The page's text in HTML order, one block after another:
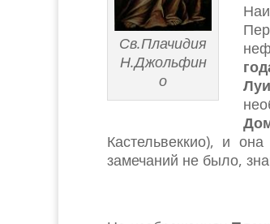
Св.Плачидия
Н.Джольфин
о
Кастельвеккио), и
замечаний не было,